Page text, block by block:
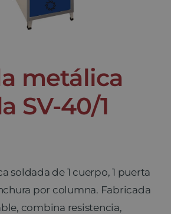
metálica
SV-40/1
soldada de 1 cuerpo, 1 puerta
por columna. Fabricada
combina resistencia,